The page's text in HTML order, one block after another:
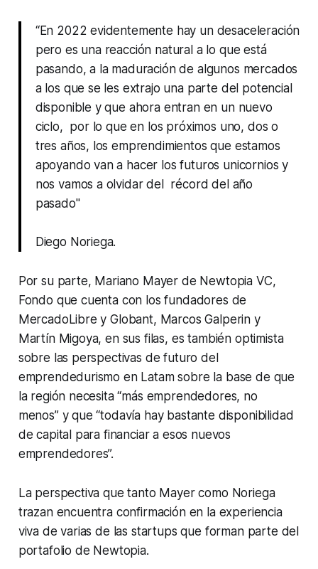
“En 2022 evidentemente hay un desaceleración
pero es una reacción natural a lo que está
pasando, a la maduración de algunos mercados
a los que se les extrajo una parte del potencial
disponible y que ahora entran en un nuevo
ciclo, por lo que en los próximos uno, dos o
tres años, los emprendimientos que estamos
apoyando van a hacer los futuros unicornios y
nos vamos a olvidar del récord del año
pasado"
Diego Noriega.
Por su parte, Mariano Mayer de Newtopia VC,
Fondo que cuenta con los fundadores de
MercadoLibre y Globant, Marcos Galperin y
Martín Migoya, en sus filas, es también optimista
sobre las perspectivas de futuro del
emprendedurismo en Latam sobre la base de que
la región necesita “más emprendedores, no
menos” y que “todavía hay bastante disponibilidad
de capital para financiar a esos nuevos
emprendedores”.
La perspectiva que tanto Mayer como Noriega
trazan encuentra confirmación en la experiencia
viva de varias de las startups que forman parte del
portafolio de Newtopia.